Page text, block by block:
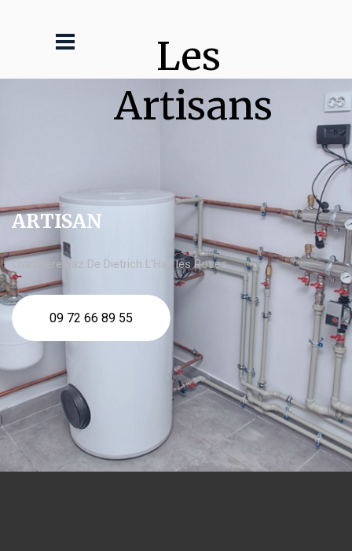
Les
Artisans
ARTISAN
chaudière gaz De Dietrich L'Haÿ les Roses
09 72 66 89 55